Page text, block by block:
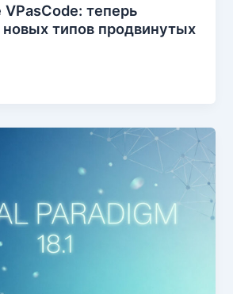
теперь
типов продвинутых